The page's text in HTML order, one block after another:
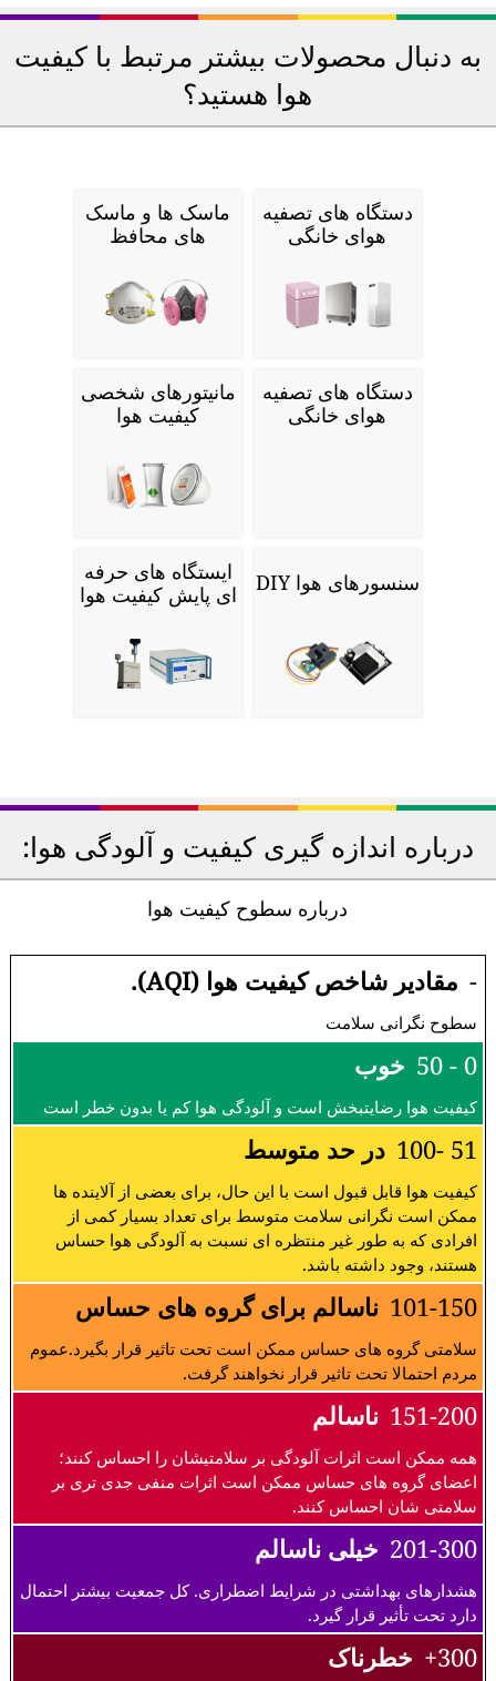
به دنبال محصولات بیشتر مرتبط با کیفیت
هوا هستید؟
دستگاه های تصفیه
هوای خانگی
ماسک ها و ماسک
های محافظ
دستگاه های تصفیه
هوای خانگی
مانیتورهای شخصی
کیفیت هوا
سنسورهای هوا DIY
ایستگاه های حرفه
ای پایش کیفیت هوا
درباره اندازه گیری کیفیت و آلودگی هوا:
درباره سطوح کیفیت هوا
- مقادیر شاخص کیفیت هوا (AQI).
سطوح نگرانی سلامت
0 - 50 خوب
کیفیت هوا رضایتبخش است و آلودگی هوا کم یا بدون خطر است
51 -100 در حد متوسط
کیفیت هوا قابل قبول است با این حال، برای بعضی از آلاینده ها
ممکن است نگرانی سلامت متوسط برای تعداد بسیار کمی از
افرادی که به طور غیر منتظره ای نسبت به آلودگی هوا حساس
هستند، وجود داشته باشد.
101-150 ناسالم برای گروه های حساس
سلامتی گروه های حساس ممکن است تحت تاثیر قرار بگیرد.عموم
مردم احتمالا تحت تاثیر قرار نخواهند گرفت.
151-200 ناسالم
همه ممکن است اثرات آلودگی بر سلامتیشان را احساس کنند؛
اعضای گروه های حساس ممکن است اثرات منفی جدی تری بر
سلامتی شان احساس کنند.
201-300 خیلی ناسالم
هشدارهای بهداشتی در شرایط اضطراری. کل جمعیت بیشتر احتمال
دارد تحت تأثیر قرار گیرد.
300+ خطرناک